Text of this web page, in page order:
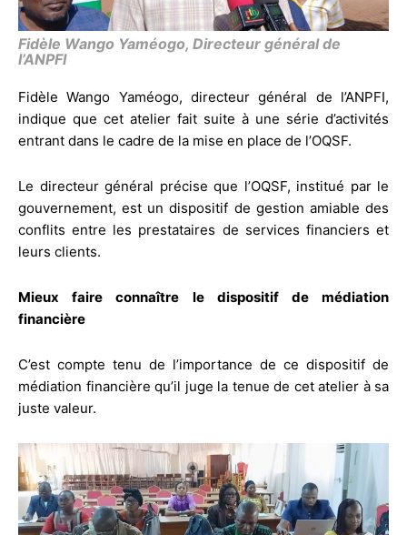
Fidèle Wango Yaméogo, Directeur général de
l’ANPFI
Fidèle Wango Yaméogo, directeur général de l’ANPFI,
indique que cet atelier fait suite à une série d’activités
entrant dans le cadre de la mise en place de l’OQSF.
Le directeur général précise que l’OQSF, institué par le
gouvernement, est un dispositif de gestion amiable des
conflits entre les prestataires de services financiers et
leurs clients.
Mieux faire connaître le dispositif de médiation
financière
C’est compte tenu de l’importance de ce dispositif de
médiation financière qu’il juge la tenue de cet atelier à sa
juste valeur.